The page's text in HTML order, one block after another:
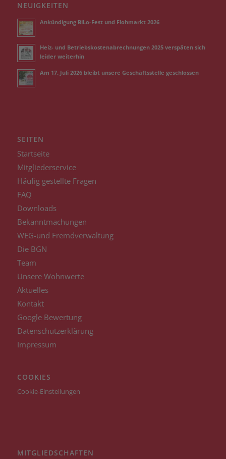
NEUIGKEITEN
Ankündigung BiLo-Fest und Flohmarkt 2026
Heiz- und Betriebskostenabrechnungen 2025 verspäten sich
leider weiterhin
Am 17. Juli 2026 bleibt unsere Geschäftsstelle geschlossen
SEITEN
Startseite
Mitgliederservice
Häufig gestellte Fragen
FAQ
Downloads
Bekanntmachungen
WEG-und Fremdverwaltung
Die BGN
Team
Unsere Wohnwerte
Aktuelles
Kontakt
Google Bewertung
Datenschutzerklärung
Impressum
COOKIES
Cookie-Einstellungen
MITGLIEDSCHAFTEN